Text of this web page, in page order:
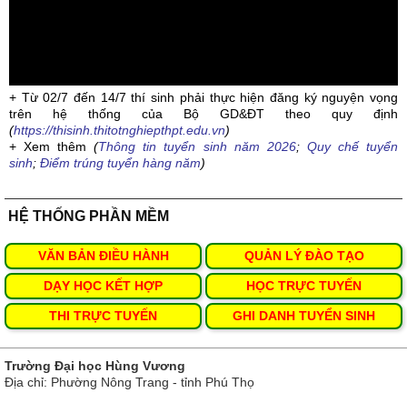
+ Từ 02/7 đến 14/7 thí sinh phải thực hiện đăng ký nguyện vọng
trên hệ thống của Bộ GD&ĐT theo quy định
(https://thisinh.thitotnghiepthpt.edu.vn)
+ Xem thêm(Thông tin tuyển sinh năm 2026; Quy chế tuyển
sinh; Điểm trúng tuyển hàng năm)
HỆ THỐNG PHẦN MỀM
VĂN BẢN ĐIỀU HÀNH QUẢN LÝ ĐÀO TẠO
DẠY HỌC KẾT HỢP HỌC TRỰC TUYẾN
THI TRỰC TUYẾN GHI DANH TUYỂN SINH
Trường Đại học Hùng Vương
Địa chỉ: Phường Nông Trang - tỉnh Phú Thọ